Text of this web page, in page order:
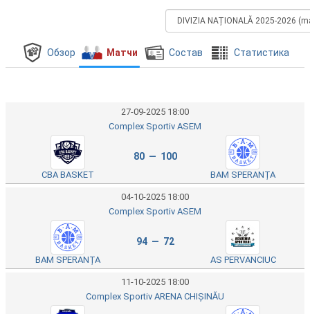
Обзор Матчи Состав Cтатистика
27-09-2025 18:00
Complex Sportiv ASEM
CBA BASKET
80 — 100
BAM SPERANȚA
04-10-2025 18:00
Complex Sportiv ASEM
BAM SPERANȚA
94 — 72
AS PERVANCIUC
11-10-2025 18:00
Complex Sportiv ARENA CHIȘINĂU